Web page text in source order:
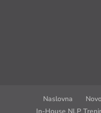
Naslovna